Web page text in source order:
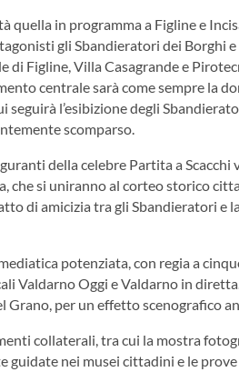
quella in programma a Figline e
gli Sbandieratori dei Borghi
di Figline, Villa Casagrande e
centrale sarà come sempre la
l’esibizione degli
scomparso.
della celebre Partita a Scacchi
che si uniranno al corteo storico
di amicizia tra gli Sbandieratori e
potenziata, con regia a
Valdarno Oggi e Valdarno in
per un effetto scenografico
collaterali, tra cui la mostra
guidate nei musei cittadini e le